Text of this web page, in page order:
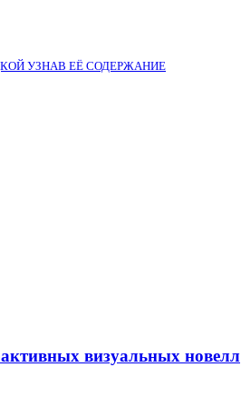
УЗНАВ ЕЁ СОДЕРЖАНИЕ
визуальных новелл